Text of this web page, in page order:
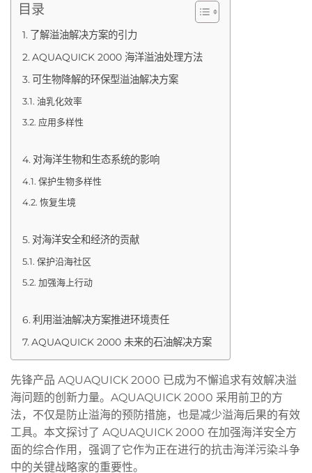
目录
了解溢油解决方案的引力
AQUAQUICK 2000 海洋溢油处理方法
可生物降解的环保型溢油解决方案
油乳化效率
应用多样性
对海洋生物和生态系统的影响
保护生物多样性
恢复生境
对海洋安全和经济的贡献
保护沿海社区
加强海上行动
利用溢油解决方案推进环境责任
AQUAQUICK 2000 未来的石油解决方案
先锋产品 AQUAQUICK 2000 已成为不懈追求有效解决溢
海问题的创新力量。AQUAQUICK 2000 采用前卫的方
法，不仅是防止溢海的预防措施，也是减少溢海后果的有效
工具。本文探讨了 AQUAQUICK 2000 在加强海洋安全方
面的综合作用，强调了它作为正在进行的抗击海洋污染斗争
中的关键战略家的重要性。